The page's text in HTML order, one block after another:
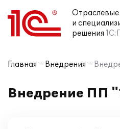
Отраслевые
и
решения
Главная Внедрения
Внедрение ПП